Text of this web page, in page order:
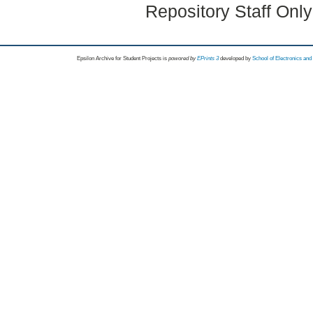
Repository Staff
Epsilon Archive for Student Projects is powored byEPrints 3 developed by School of Electronics